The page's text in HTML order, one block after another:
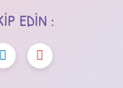
EDİN :